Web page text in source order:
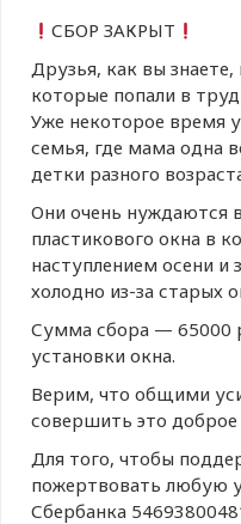
СБОР ЗАКРЫТ
️Друзья, как вы
которые попали в
Уже некоторое время
семья, где мама одна
детки разного
Они очень нуждаются
пластикового окна в
наступлением осени и
холодно из-за старых
Сумма сбора — 65000
установки окна.
Верим, что общими
совершить это доброе
Для того, чтобы
пожертвовать любую
Сбербанка